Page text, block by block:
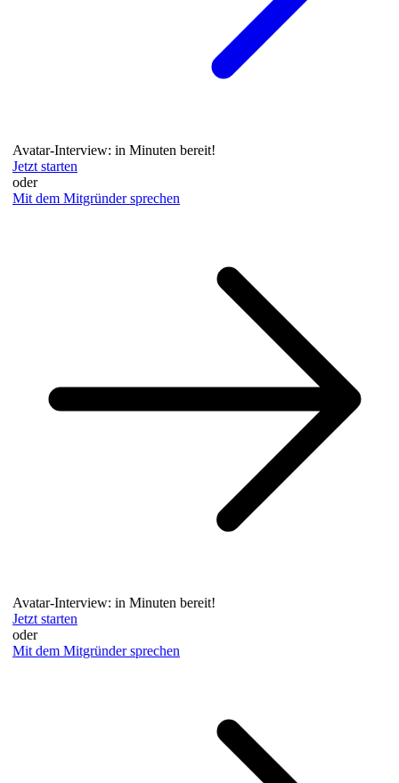
Avatar-Interview: in Minuten bereit!
Jetzt starten
oder
Mit dem Mitgründer sprechen
Avatar-Interview: in Minuten bereit!
Jetzt starten
oder
Mit dem Mitgründer sprechen